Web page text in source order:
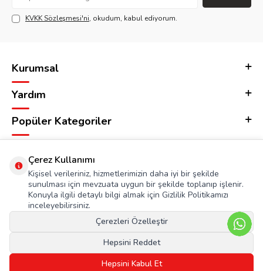
KVKK Sözleşmesi'ni, okudum, kabul ediyorum.
Kurumsal
Yardım
Popüler Kategoriler
Çerez Kullanımı
Kişisel verileriniz, hizmetlerimizin daha iyi bir şekilde
sunulması için mevzuata uygun bir şekilde toplanıp işlenir.
Konuyla ilgili detaylı bilgi almak için Gizlilik Politikamızı
inceleyebilirsiniz.
Çerezleri Özelleştir
Hepsini Reddet
Hepsini Kabul Et